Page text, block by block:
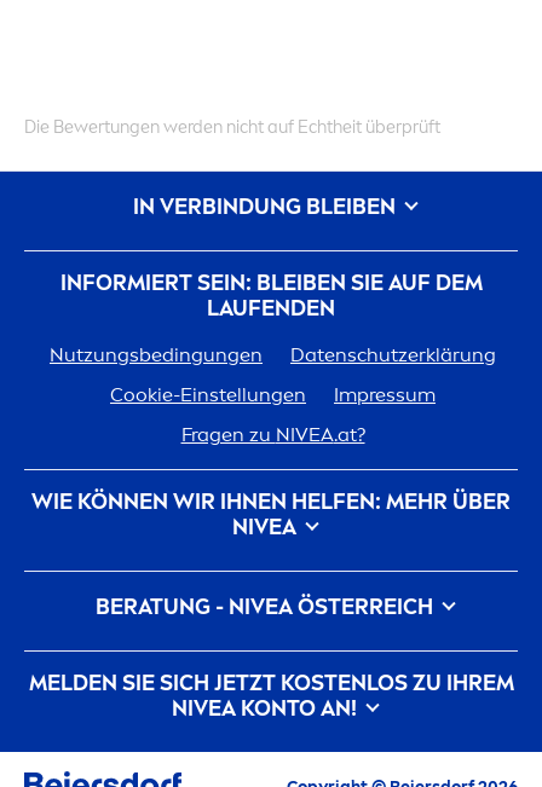
Die Bewertungen werden nicht auf Echtheit überprüft
INFORMIERT SEIN: BLEIBEN SIE AUF DEM
LAUFENDEN
Nutzungsbedingungen
Datenschutzerklärung
Cookie-Einstellungen
Impressum
Fragen zu NIVEA.at?
WIE KÖNNEN WIR IHNEN HELFEN: MEHR ÜBER
NIVEA
Marken-Geschichte FürNIVEAarbeiten
Nachhaltigkeit beiNIVEA Kontakt
BERATUNG - NIVEAÖSTERREICH
Pickel auf der Wange
Pickel am Rücken
Hyaluronsäure für die Haut
MELDEN SIE SICH JETZT KOSTENLOS ZU IHREM
NIVEAKONTO AN!
Alle aktuellen Highlights, Pflegetipps,
IN VERBINDUNG BLEIBEN